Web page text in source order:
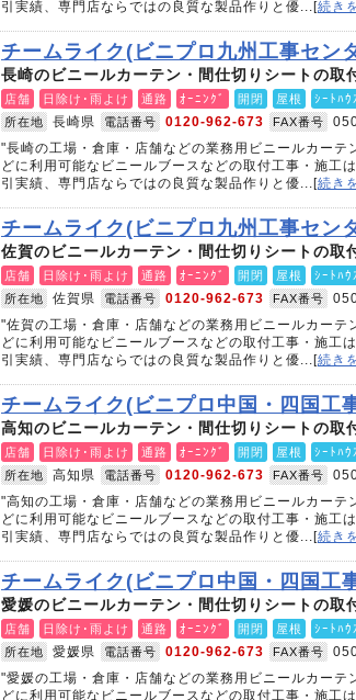
引実績、専門店ならではの良質な製品作りと優...[続き
チームライク(ビニプロ九州工事セン
長崎のビニールカーテン・間仕切りシートの取
店舗 日除け･雨よけ 通路 ｵｰﾆﾝｸﾞ 開閉 屋根 ｼｰﾄﾊｳ
所在地
長崎県 電話番号 0120-962-673 FAX番号
"長崎の工場・倉庫・店舗などの業務用ビニールカーテ
どに利用可能なビニールブースなどの取付工事・施工
引実績、専門店ならではの良質な製品作りと優...[続き
チームライク(ビニプロ九州工事セン
佐賀のビニールカーテン・間仕切りシートの取
店舗 日除け･雨よけ 通路 ｵｰﾆﾝｸﾞ 開閉 屋根 ｼｰﾄﾊｳ
所在地
佐賀県 電話番号 0120-962-673 FAX番号
"佐賀の工場・倉庫・店舗などの業務用ビニールカーテ
どに利用可能なビニールブースなどの取付工事・施工
引実績、専門店ならではの良質な製品作りと優...[続き
チームライク(ビニプロ中国・四国工
高知のビニールカーテン・間仕切りシートの取
店舗 日除け･雨よけ 通路 ｵｰﾆﾝｸﾞ 開閉 屋根 ｼｰﾄﾊｳ
所在地
高知県 電話番号 0120-962-673 FAX番号
"高知の工場・倉庫・店舗などの業務用ビニールカーテ
どに利用可能なビニールブースなどの取付工事・施工
引実績、専門店ならではの良質な製品作りと優...[続き
チームライク(ビニプロ中国・四国工
愛媛のビニールカーテン・間仕切りシートの取
店舗 日除け･雨よけ 通路 ｵｰﾆﾝｸﾞ 開閉 屋根 ｼｰﾄﾊｳ
所在地
愛媛県 電話番号 0120-962-673 FAX番号
"愛媛の工場・倉庫・店舗などの業務用ビニールカーテ
どに利用可能なビニールブースなどの取付工事・施工